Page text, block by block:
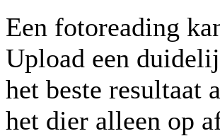
Een fotoreading
Upload een
het beste resultaat
het dier alleen op